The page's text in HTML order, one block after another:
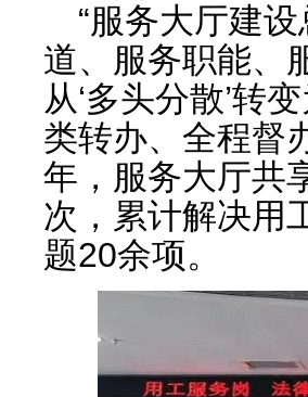
“服务大厅建
道、服务职能、
从‘多头分散’转
类转办、全程督
年，服务大厅共
次，累计解决用
题20余项。